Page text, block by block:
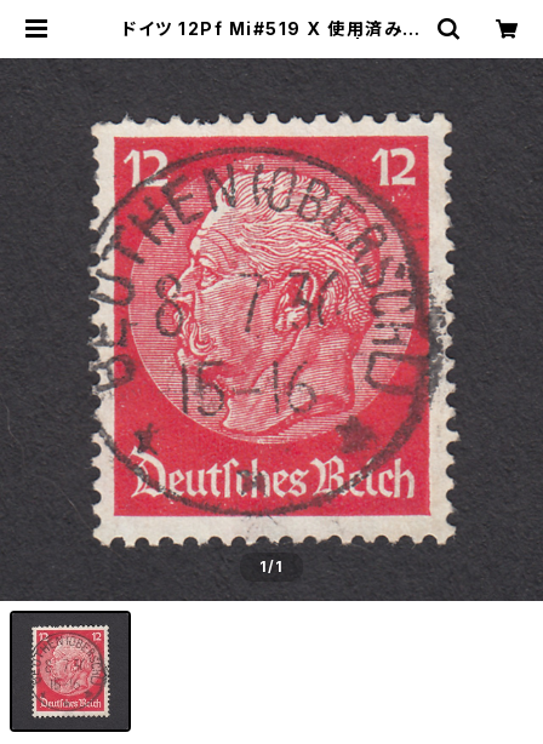
ドイツ 12Pf Mi#519 X 使用済み切
スタンプのネットショップ | Young S
tamp
1/1